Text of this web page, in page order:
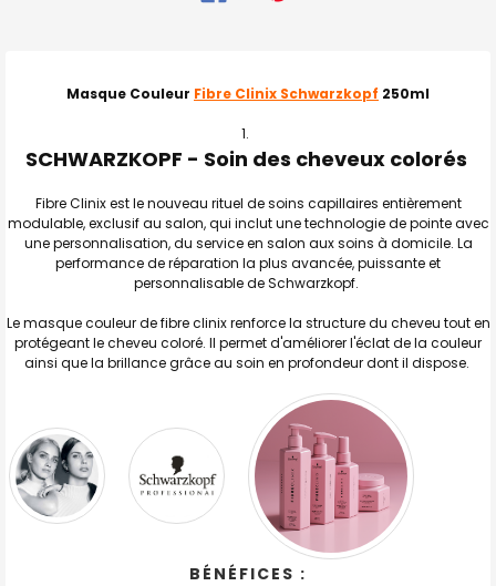
ENSEMBLE
TOUT
J'AJOUTE
LA
SÉLECTION
AU PANIER
Masque Couleur Fibre Clinix Schwarzkopf 250ml
SCHWARZKOPF - Soin des cheveux colorés
Fibre Clinix est le nouveau rituel de soins capillaires entièrement
modulable, exclusif au salon, qui inclut une technologie de pointe avec
une personnalisation, du service en salon aux soins à domicile. La
performance de réparation la plus avancée, puissante et
personnalisable de Schwarzkopf.
Le masque couleur de fibre clinix renforce la structure du cheveu tout en
protégeant le cheveu coloré. Il permet d'améliorer l'éclat de la couleur
ainsi que la brillance grâce au soin en profondeur dont il dispose.
BÉNÉFICES :